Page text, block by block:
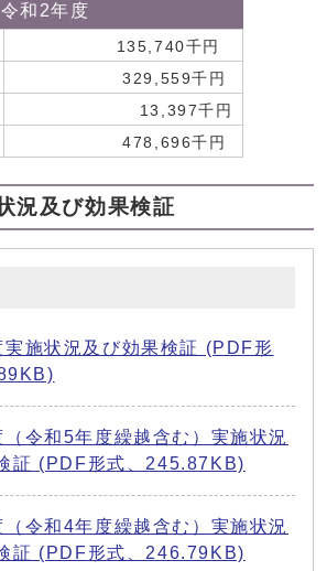
令和2年度
135,740千円
329,559千円
13,397千円
478,696千円
況及び効果検証
実施状況及び効果検証 (PDF形
令和5年度繰越含む）実施状況
証 (PDF形式、245.87KB)
令和4年度繰越含む）実施状況
証 (PDF形式、246.79KB)